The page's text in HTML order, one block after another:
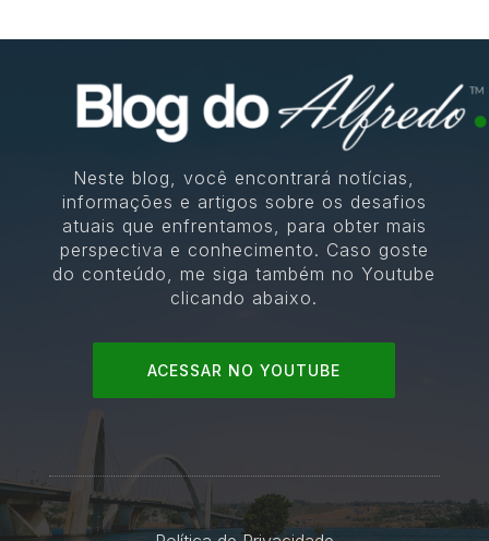
Neste blog, você encontrará notícias,
informações e artigos sobre os desafios
atuais que enfrentamos, para obter mais
perspectiva e conhecimento. Caso goste
do conteúdo, me siga também no Youtube
clicando abaixo.
ACESSAR NO YOUTUBE